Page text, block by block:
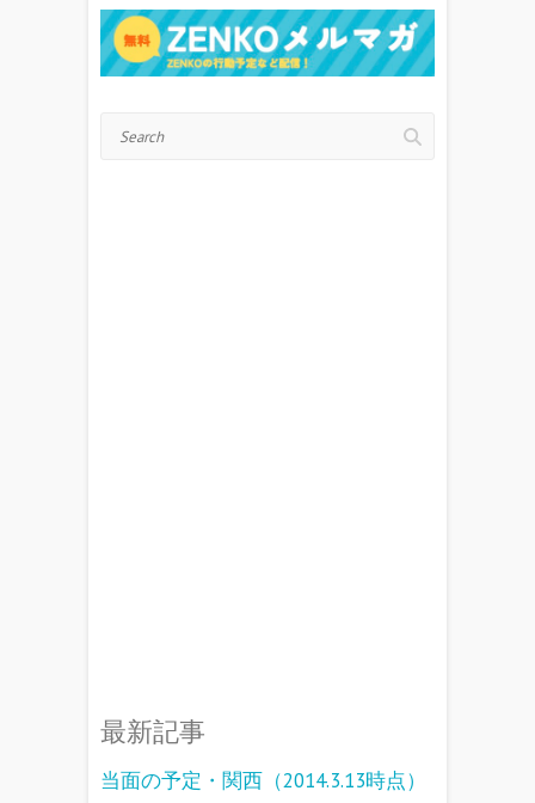
最新記事
当面の予定・関西（2014.3.13時点）